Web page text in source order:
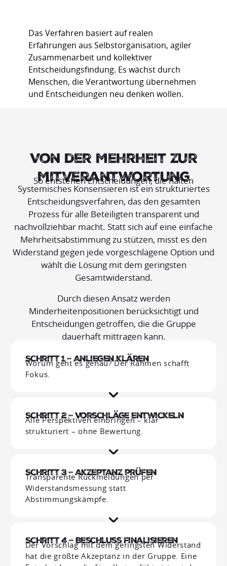
Das Verfahren basiert auf realen
Erfahrungen aus Selbstorganisation, agiler
Zusammenarbeit und kollektiver
Entscheidungsfindung. Es wächst durch
Menschen, die Verantwortung übernehmen
und Entscheidungen neu denken wollen.
Von der Mehrheit zur
Mitverantwortung
So entstehen Entscheidungen, die halten
Systemisches Konsensieren ist ein strukturiertes
Entscheidungsverfahren, das den gesamten
Prozess für alle Beteiligten transparent und
nachvollziehbar macht. Statt sich auf eine einfache
Mehrheitsabstimmung zu stützen, misst es den
Widerstand gegen jede vorgeschlagene Option und
wählt die Lösung mit dem geringsten
Gesamtwiderstand.
Durch diesen Ansatz werden
Minderheitenpositionen berücksichtigt und
Entscheidungen getroffen, die die Gruppe
dauerhaft mittragen kann.
Schritt 1 – Anliegen klären
Worum geht es genau? Der Rahmen schafft
Fokus.
Schritt 2 – Vorschläge entwickeln
Alle Perspektiven einbringen – klar
strukturiert – ohne Bewertung.
Schritt 3 – Akzeptanz prüfen
Transparente Rückmeldungen per
Widerstandsmessung statt
Abstimmungskämpfe.
Schritt 4 – Beschluss finalisieren
Der Vorschlag mit dem geringsten Widerstand
hat die größte Akzeptanz in der Gruppe. Eine